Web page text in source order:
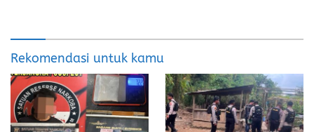
Rekomendasi untuk kamu